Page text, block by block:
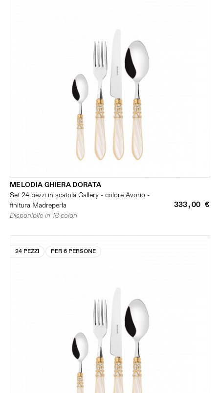
MELODIA GHIERA DORATA
Set 24 pezzi in scatola Gallery - colore Avorio -
finitura Madreperla
333,00 €
Disponibile in 18 colori
24 PEZZI PER 6 PERSONE